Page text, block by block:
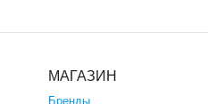
МАГАЗИН
Бренды